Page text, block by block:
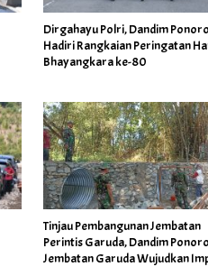
Dirgahayu Polri, Dandim Ponorogo
Hadiri Rangkaian Peringatan
Bhayangkara ke-80
Tinjau Pembangunan Jembatan
Perintis Garuda, Dandim
Jembatan Garuda Wujudkan